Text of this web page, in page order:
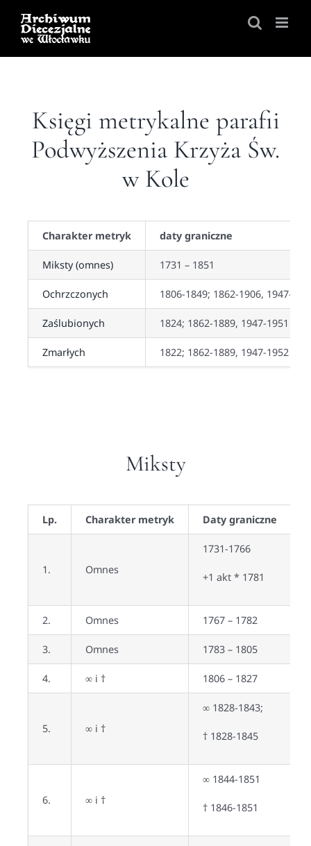
Skip
content
Księgi metrykalne parafii
Podwyższenia Krzyża Św.
w Kole
Charakter metryk daty graniczne
Miksty (omnes) 1731 – 1851
Ochrzczonych 1806-1849; 1862-1906, 1947-
Zaślubionych 1824; 1862-1889, 1947-1951
Zmarłych 1822; 1862-1889, 1947-1952
Miksty
Lp. Charakter metryk Daty graniczne
1. Omnes
1731-1766
+1 akt * 1781
2. Omnes 1767 – 1782
3. Omnes 1783 – 1805
4. ∞ i † 1806 – 1827
5. ∞ i †
∞ 1828-1843;
† 1828-1845
6. ∞ i †
∞ 1844-1851
† 1846-1851